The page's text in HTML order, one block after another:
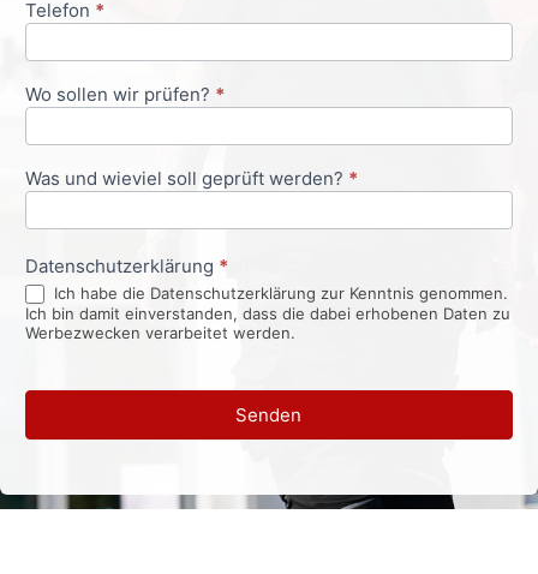
Telefon *
Wo sollen wir prüfen? *
Was und wieviel soll geprüft werden? *
Datenschutzerklärung *
Ich habe die Datenschutzerklärung zur Kenntnis genommen.
Ich bin damit einverstanden, dass die dabei erhobenen Daten zu
Werbezwecken verarbeitet werden.
Senden